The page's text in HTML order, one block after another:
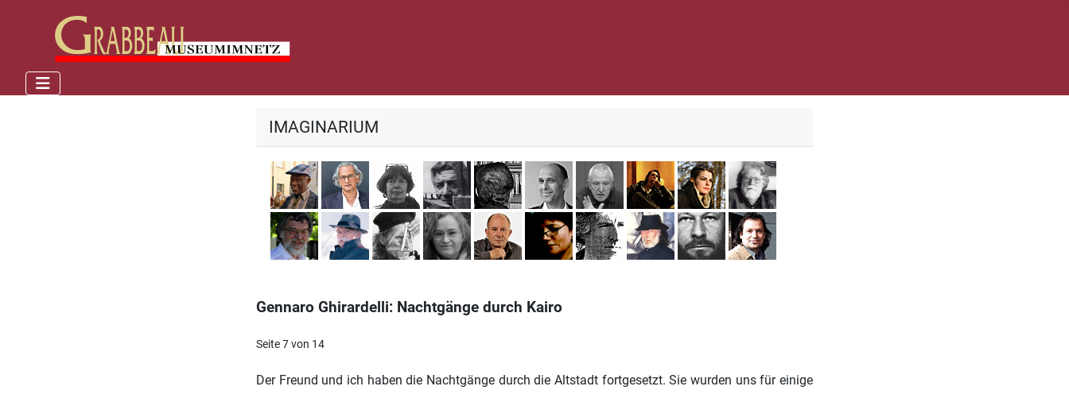
IMAGINARIUM
Georges Adéagbo
Omar AkbarDoro BregerGiampaolo di Cocco
Lucius Garganelli
Michael HeischThomas KörnerManuel KringsLaura SolbachPaul Mersmann
Kurt RöttgersWalter RüthHerbert ScheroMonika Schmitz-Emans
Michael SchulzeRenate SolbachRaymond Verdaguer
Dimitri VojnovJürgen Wölbing
Ali Zülfikar
Gennaro Ghirardelli: Nachtgänge durch Kairo
Seite 7 von 14
Der Freund und ich haben die Nachtgänge durch die Altstadt fortgesetzt. Sie wurden uns für einige